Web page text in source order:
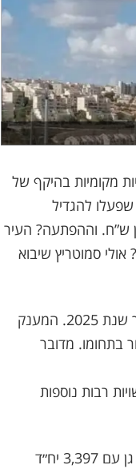
מקומיות בהיקף של
לראשונה, 14 רשויות מקומיות שפעלו להגדיל
הדיור בשטחן בשנת 2025 זכאיות ללמעלה מ־230 מיליון ש”ח. וההפתעה? העיר
אולי סמוטריץ שיבוא
כלל הרשויות קידמו שיווקים והיתרים בתחומן בהיקף של כ־30 אלף יחידות דיור במהלך שנת 2025. המענק
בתחומו. מדובר
רבות נוספות
בין הרשויות הבולטות: קריית גת ששיווקה 4,217 יח״ד תקבל כ־75.3 מיליון ש”ח, רמת גן עם 3,397 יח״ד